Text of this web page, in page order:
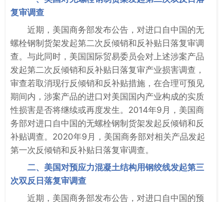
复审调查
近期，美国商务部发布公告，对进口自中国的无
螺栓钢制货架发起第二次反倾销和反补贴日落复审调
查。与此同时，美国国际贸易委员会对上述涉案产品
发起第二次反倾销和反补贴日落复审产业损害调查，
审查若取消现行反倾销和反补贴措施，在合理可预见
期间内，涉案产品的进口对美国国内产业构成的实质
性损害是否将继续或再度发生。2014年9月，美国商
务部对进口自中国的无螺栓钢制货架发起反倾销和反
补贴调查。2020年9月，美国商务部对相关产品发起
第一次反倾销和反补贴日落复审调查。
二、美国对预应力混凝土结构用钢绞线发起第三
次双反日落复审调查
近期，美国商务部发布公告，对进口自中国的预